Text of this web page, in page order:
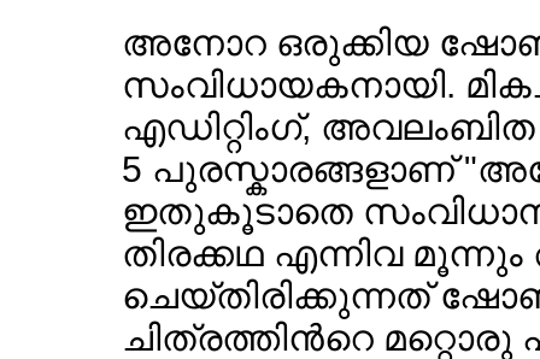
അനോറ ഒരുക്കിയ
സംവിധായകനായി.
എഡിറ്റിംഗ്, അവലംബിത
5 പുരസ്കാരങ്ങളാണ്
ഇതുകൂടാതെ
തിരക്കഥ എന്നിവ
ചെയ്തിരിക്കുന്നത്
ചിത്രത്തിന്‍റെ